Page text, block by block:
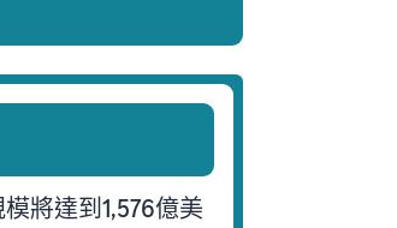
將達到1,576億美